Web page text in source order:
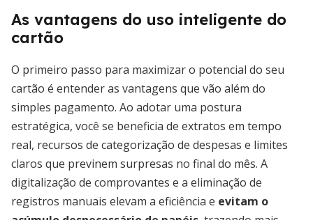
As vantagens do uso inteligente do
cartão
O primeiro passo para maximizar o potencial do seu
cartão é entender as vantagens que vão além do
simples pagamento. Ao adotar uma postura
estratégica, você se beneficia de extratos em tempo
real, recursos de categorização de despesas e limites
claros que previnem surpresas no final do mês. A
digitalização de comprovantes e a eliminação de
registros manuais elevam a eficiência e evitam o